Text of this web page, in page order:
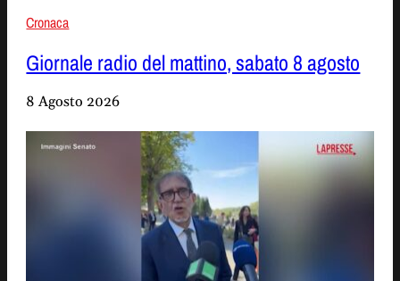
Cronaca
Giornale radio del mattino, sabato 8 agosto
8 Agosto 2026